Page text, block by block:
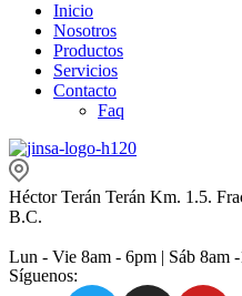
Inicio
Nosotros
Productos
Servicios
Contacto
Faq
Héctor Terán Terán Km. 1.5.
B.C.
Lun - Vie 8am - 6pm | Sáb 8am
Síguenos: